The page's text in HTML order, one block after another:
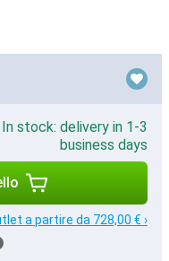
In stock: delivery in 1-3
business days
a partire da 728,00 € ›